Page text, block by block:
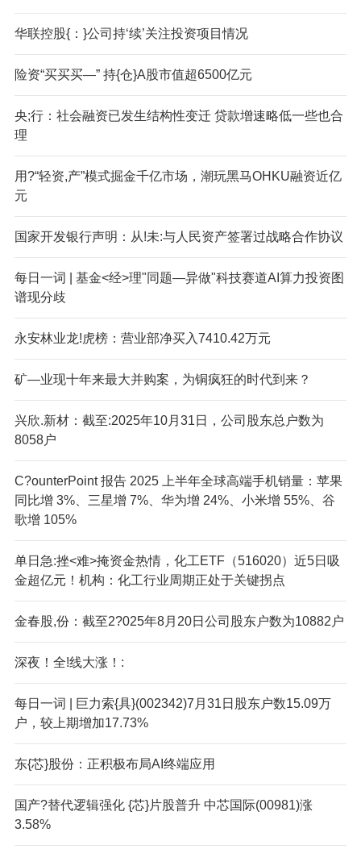
华联控股{：}公司持‘续’关注投资项目情况
险资“买买买—” 持{仓}A股市值超6500亿元
央;行：社会融资已发生结构性变迁 贷款增速略低一些也合
理
用?“轻资,产”模式掘金千亿市场，潮玩黑马OHKU融资近亿
元
国家开发银行声明：从!未:与人民资产签署过战略合作协议
每日一词 | 基金<经>理"同题—异做"科技赛道AI算力投资图
谱现分歧
永安林业龙!虎榜：营业部净买入7410.42万元
矿—业现十年来最大并购案，为铜疯狂的时代到来？
兴欣.新材：截至:2025年10月31日，公司股东总户数为
8058户
C?ounterPoint 报告 2025 上半年全球高端手机销量：苹果
同比增 3%、三星增 7%、华为增 24%、小米增 55%、谷
歌增 105%
单日急:挫<难>掩资金热情，化工ETF（516020）近5日吸
金超亿元！机构：化工行业周期正处于关键拐点
金春股,份：截至2?025年8月20日公司股东户数为10882户
深夜！全!线大涨！:
每日一词 | 巨力索{具}(002342)7月31日股东户数15.09万
户，较上期增加17.73%
东{芯}股份：正积极布局AI终端应用
国产?替代逻辑强化 {芯}片股普升 中芯国际(00981)涨
3.58%